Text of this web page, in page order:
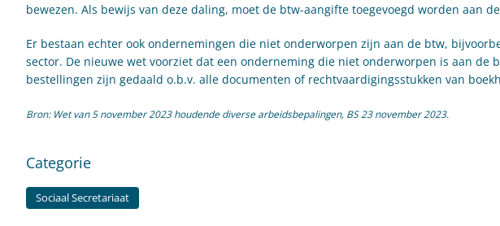
bewezen. Als bewijs van deze daling, moet de btw-aangifte toegevoegd worden aan
Er bestaan echter ook ondernemingen die niet onderworpen zijn aan de btw,
sector. De nieuwe wet voorziet dat een onderneming die niet onderworpen is aan
bestellingen zijn gedaald o.b.v. alle documenten of rechtvaardigingsstukken van
Bron: Wet van 5 november 2023 houdende diverse arbeidsbepalingen, BS 23 november 2023.
Categorie
Sociaal Secretariaat